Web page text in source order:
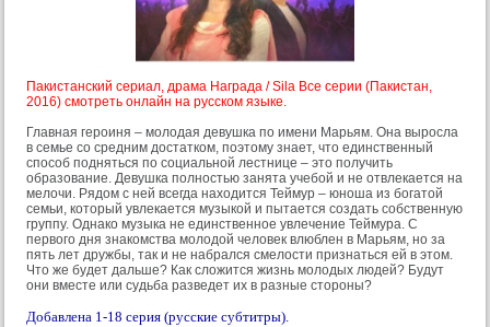
Пакистанский сериал, драма Награда / Sila Все серии (Пакистан,
2016) смотреть онлайн на русском языке.
Главная героиня – молодая девушка по имени Марьям. Она выросла
в семье со средним достатком, поэтому знает, что единственный
способ подняться по социальной лестнице – это получить
образование. Девушка полностью занята учебой и не отвлекается на
мелочи. Рядом с ней всегда находится Теймур – юноша из богатой
семьи, который увлекается музыкой и пытается создать собственную
группу. Однако музыка не единственное увлечение Теймура. С
первого дня знакомства молодой человек влюблен в Марьям, но за
пять лет дружбы, так и не набрался смелости признаться ей в этом.
Что же будет дальше? Как сложится жизнь молодых людей? Будут
они вместе или судьба разведет их в разные стороны?
Добавлена 1-18 серия (русские субтитры).